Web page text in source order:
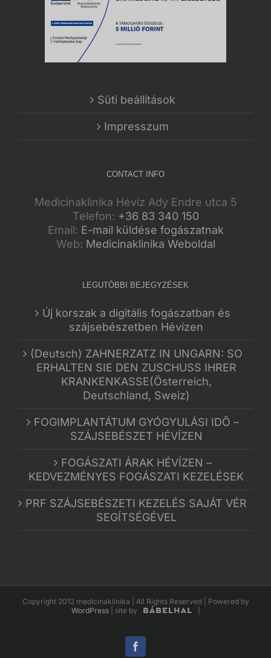
Süti beállítások
Impresszum
CONTACT INFO
Medicinaklinika Hévíz Ady Endre utca 5
Telefon: +36 83 340 150
Email: E-mail küldése fogászatnak
Web: Medicinaklinika Weboldal
LEGUTÓBBI BEJEGYZÉSEK
Új korszak a digitális fogászatban és
szájsebészetben Hévízen
(Deutsch) ZAHNERZATZ IN UNGARN: SO
ERHALTEN SIE DEN ZUSCHUSS IHRER
KRANKENKASSE(Österreich,
Deutschland, Sweiz)
FOGIMPLANTÁTUM GYÓGYULÁSI IDŐ –
SZÁJSEBÉSZET HÉVÍZEN
FOGÁSZATI ÁRAK HÉVÍZEN –
KEDVEZMÉNYES FOGÁSZATI KEZELÉSEK
PRF SZÁJSEBÉSZETI KEZELÉS SAJÁT VÉR
SEGÍTSÉGÉVEL
Copyright 2012 medicinaklinika | All Rights Reserved | Powered by
WordPress| site by
Facebook